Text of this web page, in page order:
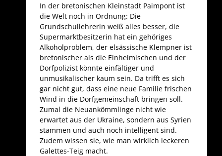
In der bretonischen Kleinstadt Paimpont ist
die Welt noch in Ordnung: Die
Grundschullehrerin weiß alles besser, die
Supermarktbesitzerin hat ein gehöriges
Alkoholproblem, der elsässische Klempner ist
bretonischer als die Einheimischen und der
Dorfpolizist könnte einfältiger und
unmusikalischer kaum sein. Da trifft es sich
gar nicht gut, dass eine neue Familie frischen
Wind in die Dorfgemeinschaft bringen soll.
Zumal die Neuankömmlinge nicht wie
erwartet aus der Ukraine, sondern aus Syrien
stammen und auch noch intelligent sind.
Zudem wissen sie, wie man wirklich leckeren
Galettes-Teig macht.